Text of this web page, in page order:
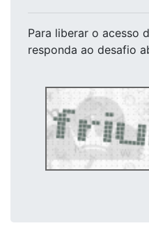
Para liberar o acesso
responda ao desafio